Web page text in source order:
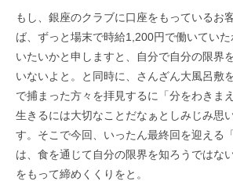
もし、銀座のクラブに口座をもっているお
ば、ずっと場末で時給1,200円で働いてい
いたいかと申しますと、自分で自分の限界
いないよと。と同時に、さんざん大風呂敷
で捕まった方々を拝見するに「分をわきま
生きるには大切なことだなぁとしみじみ思
す。そこで今回、いったん最終回を迎える
は、食を通じて自分の限界を知ろうではな
をもって締めくくりをと。